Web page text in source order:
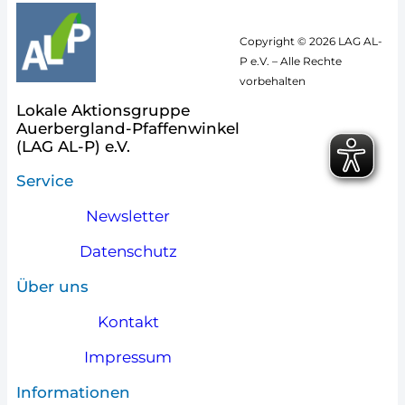
Lokale Aktionsgruppe
Auerbergland-Pfaffenwinkel
(LAG AL-P) e.V.
Service
Newsletter
Datenschutz
Über uns
Kontakt
Impressum
Informationen
Copyright © 2026 LAG AL-
P e.V. – Alle Rechte
vorbehalten